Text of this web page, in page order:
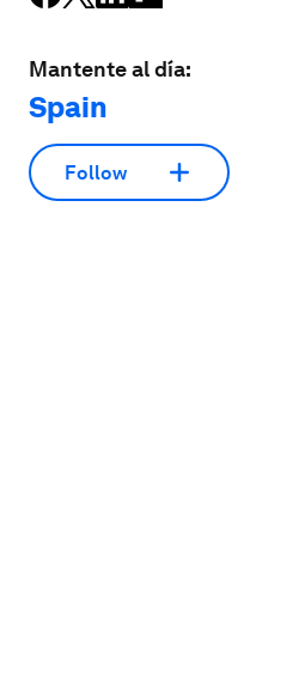
Mantente al día:
Spain
Follow